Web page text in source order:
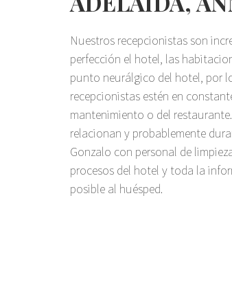
Nuestros recepcionistas son
perfección el hotel, las
punto neurálgico del hotel, por
recepcionistas estén en
mantenimiento o del
relacionan y probablemente
Gonzalo con personal de
procesos del hotel y toda la
posible al huésped.